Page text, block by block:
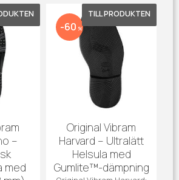
–
med
Lägg till i favoriter
Original Vibram
Harvard – Ultralätt
Helsula med
Gumlite™-dämpning
60 % Lägg till